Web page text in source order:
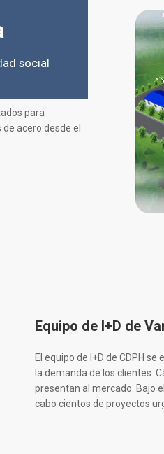
social
para
acero desde el
Equipo de I+D de
El equipo de I+D de CDPH
la demanda de los clientes.
presentan al mercado. Bajo
cabo cientos de proyectos